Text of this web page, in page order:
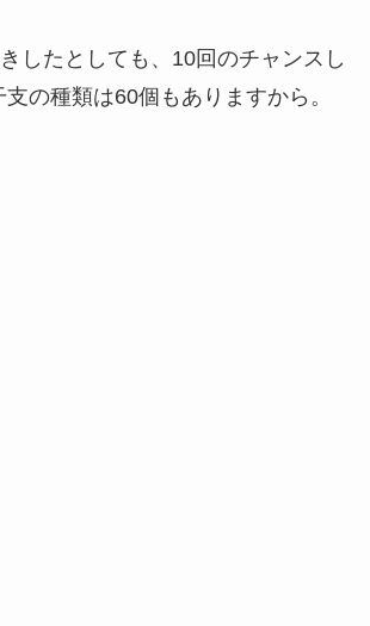
したとしても、10回のチャンスし
の種類は60個もありますから。